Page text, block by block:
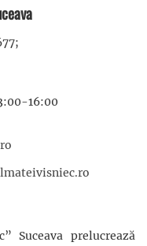
16:00
Suceava prelucrează